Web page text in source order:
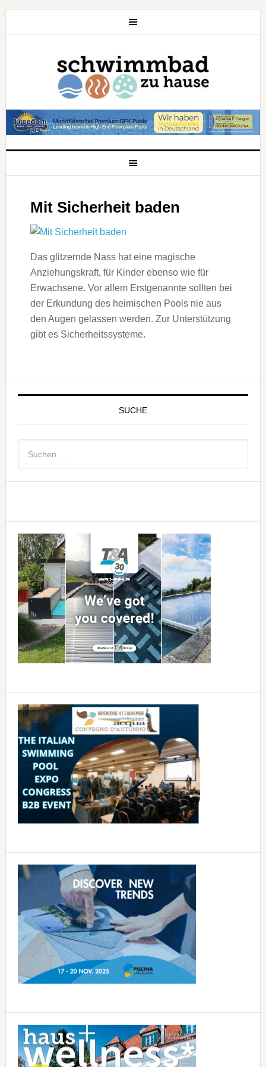
Mit Sicherheit baden
Das glitzernde Nass hat eine magische
Anziehungskraft, für Kinder ebenso wie für
Erwachsene. Vor allem Erstgenannte sollten bei
der Erkundung des heimischen Pools nie aus
den Augen gelassen werden. Zur Unterstützung
gibt es Sicherheitssysteme.
SUCHE